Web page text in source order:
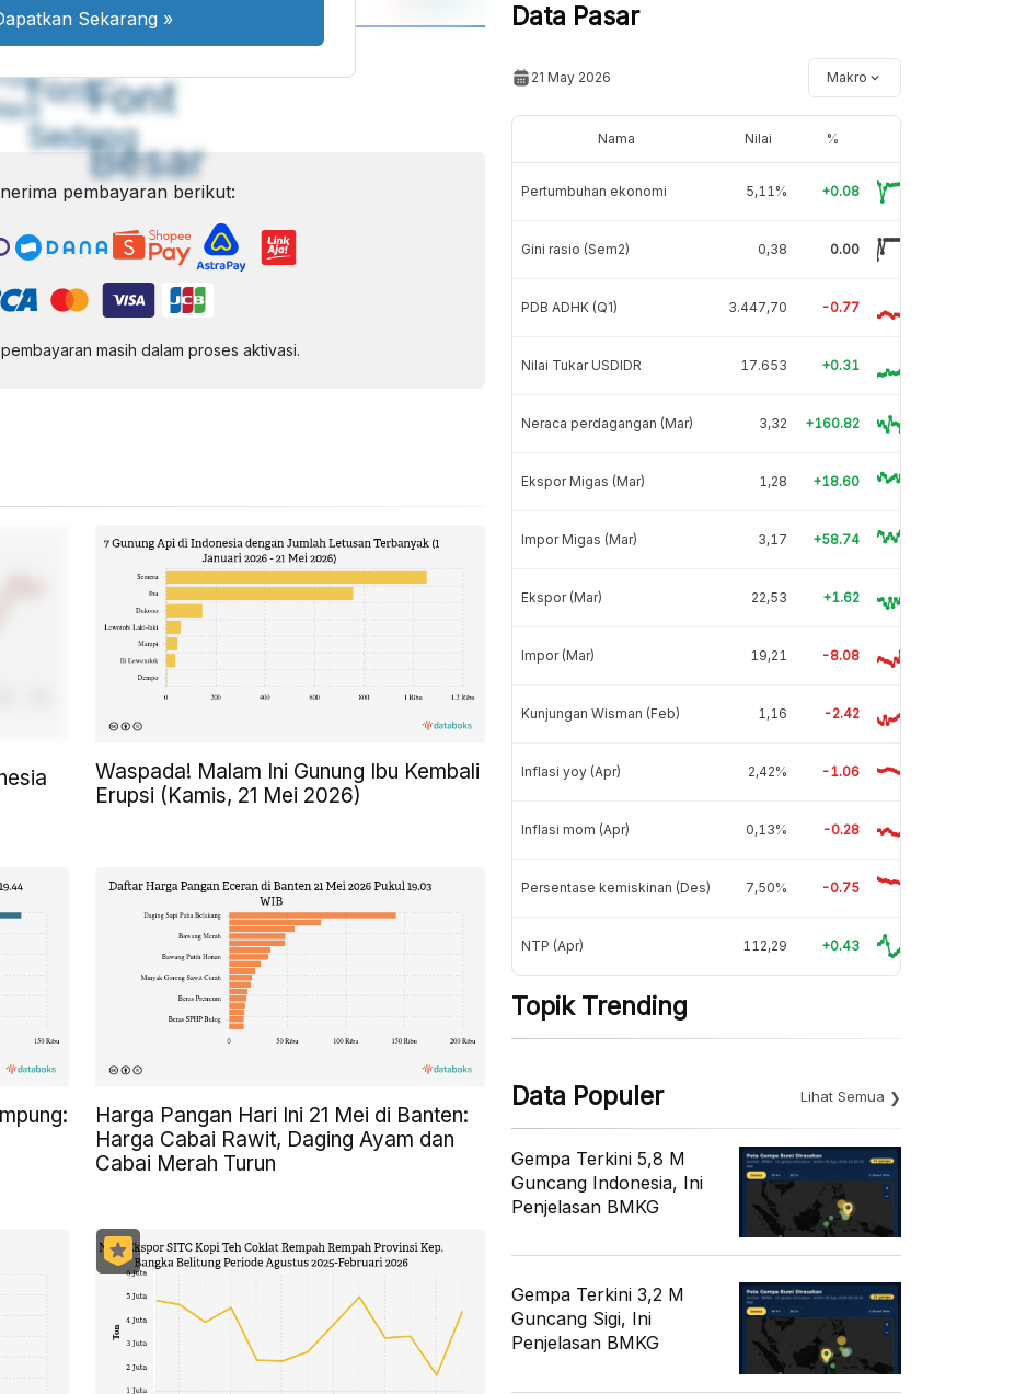
Font
Sedang
Font
Besar
Sekarang »
pembayaran berikut:
masih dalam proses aktivasi.
Waspada! Malam Ini Gunung Ibu Kembali
Erupsi (Kamis, 21 Mei 2026)
Harga Pangan Hari Ini 21 Mei di Banten:
Harga Cabai Rawit, Daging Ayam dan
Cabai Merah Turun
Data Pasar
21 May 2026 Makro
Nama Nilai %
Pertumbuhan ekonomi 5,11% +0.08
Gini rasio (Sem2) 0,38 0.00
PDB ADHK (Q1) 3.447,70 -0.77
Nilai Tukar USDIDR 17.653 +0.31
Neraca perdagangan (Mar) 3,32 +160.82
Ekspor Migas (Mar) 1,28 +18.60
Impor Migas (Mar) 3,17 +58.74
Ekspor (Mar) 22,53 +1.62
Impor (Mar) 19,21 -8.08
Kunjungan Wisman (Feb) 1,16 -2.42
Inflasi yoy (Apr) 2,42% -1.06
Inflasi mom (Apr) 0,13% -0.28
Persentase kemiskinan (Des) 7,50% -0.75
NTP (Apr) 112,29 +0.43
Topik Trending
Data Populer Lihat Semua
Gempa Terkini 5,8 M
Guncang Indonesia, Ini
Penjelasan BMKG
Gempa Terkini 3,2 M
Guncang Sigi, Ini
Penjelasan BMKG